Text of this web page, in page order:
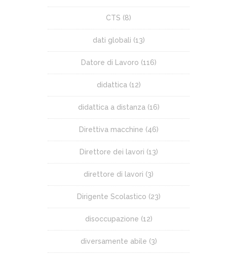
CTS (8)
dati globali (13)
Datore di Lavoro (116)
didattica (12)
didattica a distanza (16)
Direttiva macchine (46)
Direttore dei lavori (13)
direttore di lavori (3)
Dirigente Scolastico (23)
disoccupazione (12)
diversamente abile (3)